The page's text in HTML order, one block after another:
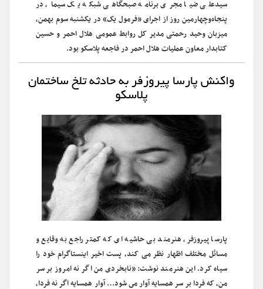
سیدعلی ضیا مجری برنامه صبحگاهی شبکه یک سیما، در
پنجاه‌وچهارمین روز از اجرای «فرمول یک» در یکشنبه سوم بهمن،
میزبان وحید رحمتی مدیر کل روابط عمومی هلال احمر و حسین
کتابدار معاون عملیات هلال احمر در فاجعه پلاسکو بود.
واکنش پارسا پیروزفر به حادثه تلخ ساختمان
پلاسکو
پارسا پیروزفر، هنرمند بی حاشیه ای که کمتر راجع به وقایع و
مسائل مختلف اظهار نظر می کند، پست اخیر اینستاگرام خود را
سیاه کرد. این هنرمند نوشت: «نابخردی من اگر نه امروز بر سر
من، که فردا بر سر همسایه آوار مى شود… آوار همسایه اگر نه فردا،